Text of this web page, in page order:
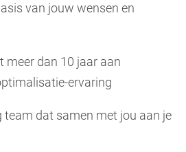
van jouw wensen en
meer dan 10 jaar aan
ervaring
team dat samen met jou aan je